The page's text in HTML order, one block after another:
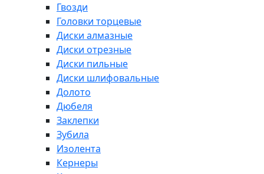
Гвозди
Головки торцевые
Диски алмазные
Диски отрезные
Диски пильные
Диски шлифовальные
Долото
Дюбеля
Заклепки
Зубила
Изолента
Кернеры